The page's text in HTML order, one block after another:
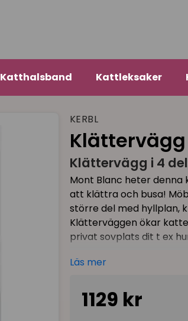
Katthalsband Kattleksaker
KERBL
Klättervägg i 4
Mont Blanc heter denna
att klättra och busa!
större del med hyllplan,
Klätterväggen ökar
privat sovplats dit t ex
Klätterväggens mjuka
Denna klättervägg kan
andra möblerna i
Läs mer
1129 kr